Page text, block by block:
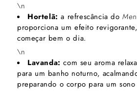
\n
Hortelã: a refrescância do
proporciona um efeito
começar bem o dia.
\n
Lavanda: com seu aroma
para um banho noturno,
preparando o corpo para um